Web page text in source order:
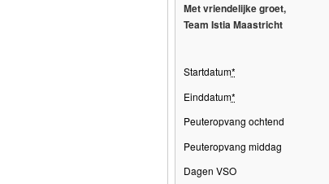
Met vriendelijke groet,
Team Istia Maastricht
Startdatum*
Einddatum*
Peuteropvang ochtend
Peuteropvang middag
Dagen VSO